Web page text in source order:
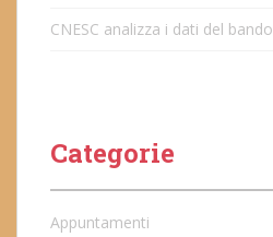
CNESC analizza i dati del
Categorie
Appuntamenti